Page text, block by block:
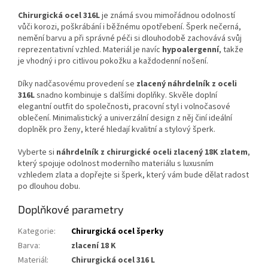
Chirurgická ocel 316Lje známá svou mimořádnou odolností
vůči korozi, poškrábání i běžnému opotřebení. Šperk nečerná,
nemění barvu a při správné péči si dlouhodobě zachovává svůj
reprezentativní vzhled. Materiál je navíc hypoalergenní, takže
je vhodný i pro citlivou pokožku a každodenní nošení.
Díky nadčasovému provedení se zlacený náhrdelník z oceli
316Lsnadno kombinuje s dalšími doplňky. Skvěle doplní
elegantní outfit do společnosti, pracovní styl i volnočasové
oblečení. Minimalistický a univerzální design z něj činí ideální
doplněk pro ženy, které hledají kvalitní a stylový šperk.
Vyberte si náhrdelník z chirurgické oceli zlacený 18K zlatem,
který spojuje odolnost moderního materiálu s luxusním
vzhledem zlata a dopřejte si šperk, který vám bude dělat radost
po dlouhou dobu.
Doplňkové parametry
Kategorie:
Chirurgická ocel šperky
Barva:
zlacení 18 K
Materiál:
Chirurgická ocel 316 L